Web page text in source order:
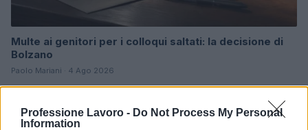
Professione Lavoro - Do Not Process My Personal
Information
Multe ai genitori per i colloqui saltati: la decisione di
Bolzano
Paolo Mariani · 4 Ago 2026